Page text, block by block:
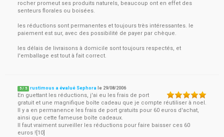
rocher promeut ses produits naturels, beaucoup ont en effet des
senteurs florales ou boisées.
les réductions sont permanentes et toujours très intéressantes. le
paiement est sur, avec des possibilité de payer par chèque.
les délais de livraisons à domicile sont toujours respectés, et
l'emballage est tout à fait correct.
5 / 5 rustimous a évalué Sephora le 29/08/2006
En guettant les réductions, j'ai eu les frais de port
gratuit et une magnifique boîte cadeau que je compte réutiliser à noel.
Il y a en permanence les frais de port gratuits pour 60 euros d'achat,
ainsi que cette fameuse boîte cadeaux.
Il faut vraiment surveiller les réductions pour faire baisser ces 60
euros ![10]